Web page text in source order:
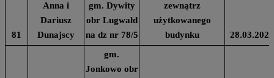
81
Anna i
Dariusz
Dunajscy
gm. Dywity
obr Lugwałd
na dz nr 78/5
zewnątrz
użytkowanego
budynku
28.03.2024
gm.
Jonkowo obr